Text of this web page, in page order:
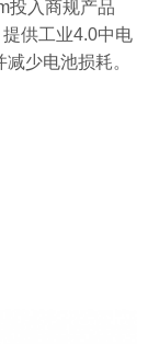
投入商规产品
供工业4.0中电
少电池损耗。